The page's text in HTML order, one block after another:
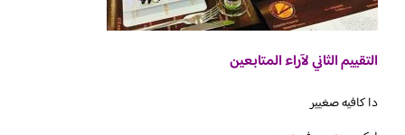
التقييم الثاني لآراء المتابعين
دا كافيه صغيير